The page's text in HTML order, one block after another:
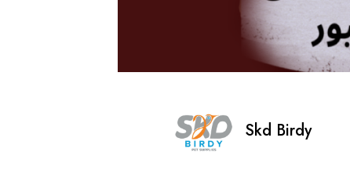
Skd Birdy